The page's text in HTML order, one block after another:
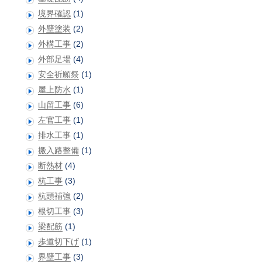
境界確認 (1)
外壁塗装 (2)
外構工事 (2)
外部足場 (4)
安全祈願祭 (1)
屋上防水 (1)
山留工事 (6)
左官工事 (1)
排水工事 (1)
搬入路整備 (1)
断熱材 (4)
杭工事 (3)
杭頭補強 (2)
根切工事 (3)
梁配筋 (1)
歩道切下げ (1)
界壁工事 (3)